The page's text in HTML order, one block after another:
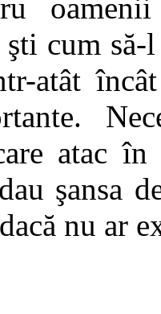
cum să-
atât
atac
şansa
nu ar